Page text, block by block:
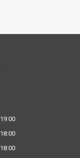
19:00
18:00
18:00